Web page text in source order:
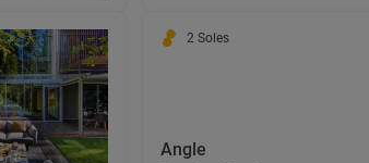
2 Soles
Angle